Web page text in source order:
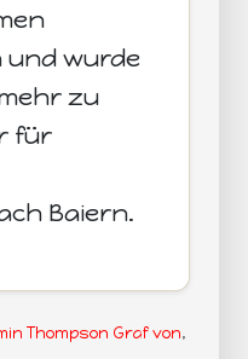
und wurde
zu
für
Baiern.
Thompson Graf von,